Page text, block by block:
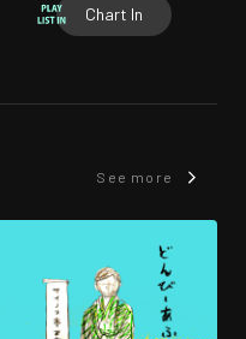
Chart In
See more